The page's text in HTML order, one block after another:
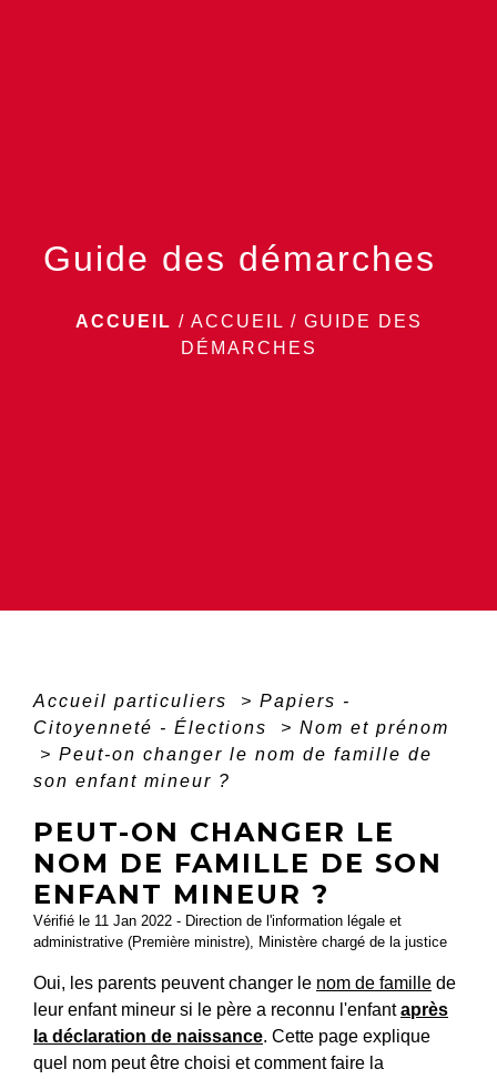
Guide des démarches
ACCUEIL / ACCUEIL / GUIDE DES
DÉMARCHES
Accueil particuliers > Papiers -
Citoyenneté - Élections
> Nom et prénom
> Peut-on changer le nom de famille de
son enfant mineur ?
PEUT-ON CHANGER LE
NOM DE FAMILLE DE SON
ENFANT MINEUR ?
Vérifié le 11 Jan 2022 - Direction de l'information légale et
administrative (Première ministre), Ministère chargé de la justice
Oui, les parents peuvent changer le nom de famille de
leur enfant mineur si le père a reconnu l'enfantaprès
la déclaration de naissance. Cette page explique
quel nom peut être choisi et comment faire la